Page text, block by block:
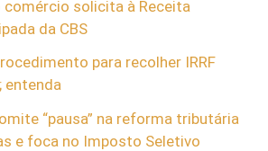
solicita à Receita
da CBS
para recolher IRRF
entenda
“pausa” na reforma tributária
e foca no Imposto Seletivo